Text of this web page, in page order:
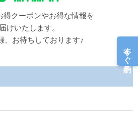
得クーポンやお得な情報を
けいたします。
、お待ちしております♪
今すぐ予約